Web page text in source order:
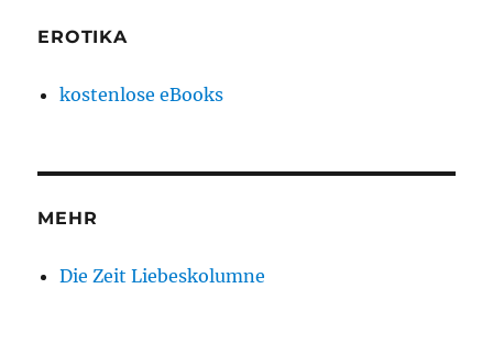
EROTIKA
kostenlose eBooks
MEHR
Die Zeit Liebeskolumne